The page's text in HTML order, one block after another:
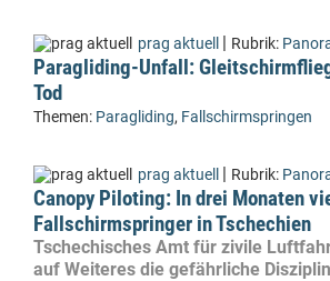
prag aktuell | Rubrik:
Paragliding-Unfall:
Tod
Themen: Paragliding, Fallschirmspringen
prag aktuell | Rubrik:
Canopy Piloting: In drei Monaten
Fallschirmspringer in Tschechien
Tschechisches Amt für zivile
auf Weiteres die gefährliche Disziplin